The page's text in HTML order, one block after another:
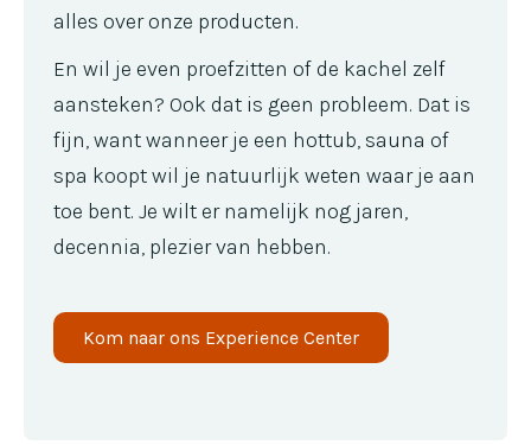
alles over onze producten.
En wil je even proefzitten of de kachel zelf
aansteken? Ook dat is geen probleem. Dat is
fijn, want wanneer je een hottub, sauna of
spa koopt wil je natuurlijk weten waar je aan
toe bent. Je wilt er namelijk nog jaren,
decennia, plezier van hebben.
Kom naar ons Experience Center